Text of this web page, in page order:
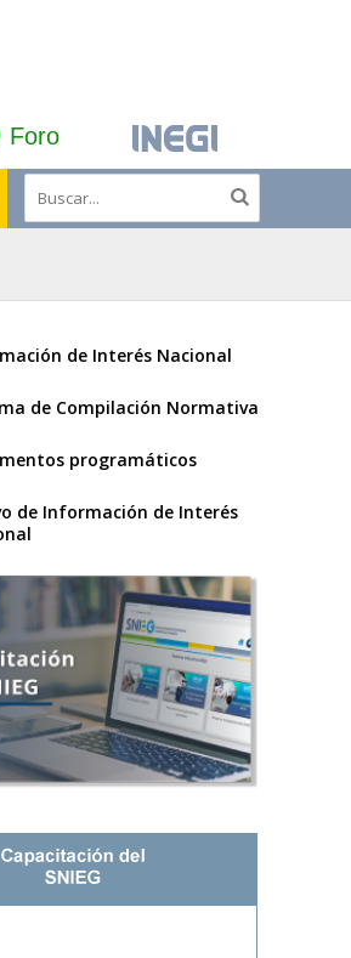
Foro
de Interés Nacional
de Compilación Normativa
programáticos
de Información de Interés